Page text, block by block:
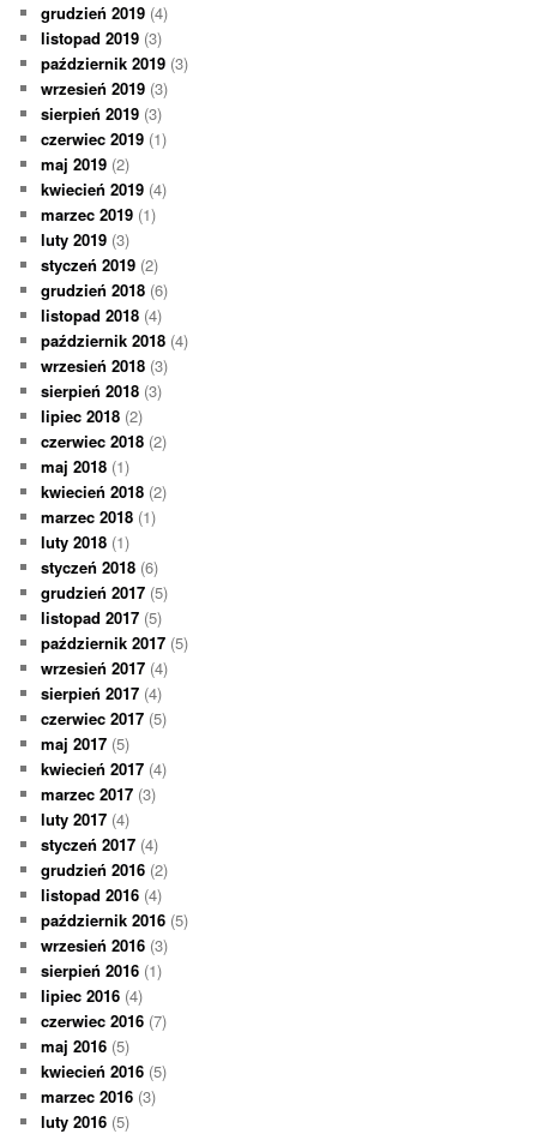
grudzień 2019 (4)
listopad 2019 (3)
październik 2019 (3)
wrzesień 2019 (3)
sierpień 2019 (3)
czerwiec 2019 (1)
maj 2019 (2)
kwiecień 2019 (4)
marzec 2019 (1)
luty 2019 (3)
styczeń 2019 (2)
grudzień 2018 (6)
listopad 2018 (4)
październik 2018 (4)
wrzesień 2018 (3)
sierpień 2018 (3)
lipiec 2018 (2)
czerwiec 2018 (2)
maj 2018 (1)
kwiecień 2018 (2)
marzec 2018 (1)
luty 2018 (1)
styczeń 2018 (6)
grudzień 2017 (5)
listopad 2017 (5)
październik 2017 (5)
wrzesień 2017 (4)
sierpień 2017 (4)
czerwiec 2017 (5)
maj 2017 (5)
kwiecień 2017 (4)
marzec 2017 (3)
luty 2017 (4)
styczeń 2017 (4)
grudzień 2016 (2)
listopad 2016 (4)
październik 2016 (5)
wrzesień 2016 (3)
sierpień 2016 (1)
lipiec 2016 (4)
czerwiec 2016 (7)
maj 2016 (5)
kwiecień 2016 (5)
marzec 2016 (3)
luty 2016 (5)